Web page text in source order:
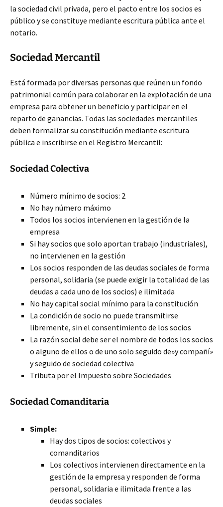
la sociedad civil privada, pero el pacto entre los socios es
público y se constituye mediante escritura pública ante el
notario.
Sociedad Mercantil
Está formada por diversas personas que reúnen un fondo
patrimonial común para colaborar en la explotación de una
empresa para obtener un beneficio y participar en el
reparto de ganancias. Todas las sociedades mercantiles
deben formalizar su constitución mediante escritura
pública e inscribirse en el Registro Mercantil:
Sociedad Colectiva
Número mínimo de socios: 2
No hay número máximo
Todos los socios intervienen en la gestión de la
empresa
Si hay socios que solo aportan trabajo (industriales),
no intervienen en la gestión
Los socios responden de las deudas sociales de forma
personal, solidaria (se puede exigir la totalidad de las
deudas a cada uno de los socios) e ilimitada
No hay capital social mínimo para la constitución
La condición de socio no puede transmitirse
libremente, sin el consentimiento de los socios
La razón social debe ser el nombre de todos los socios
o alguno de ellos o de uno solo seguido de»y compañí»
y seguido de sociedad colectiva
Tributa por el Impuesto sobre Sociedades
Sociedad Comanditaria
Simple:
Hay dos tipos de socios: colectivos y
comanditarios
Los colectivos intervienen directamente en la
gestión de la empresa y responden de forma
personal, solidaria e ilimitada frente a las
deudas sociales